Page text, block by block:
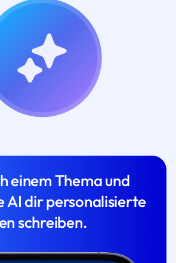
einem Thema und
AI dir personalisierte
schreiben.